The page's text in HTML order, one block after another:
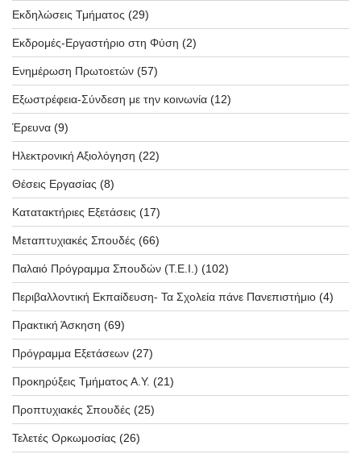
Εκδηλώσεις Τμήματος (29)
Εκδρομές-Εργαστήριο στη Φύση (2)
Ενημέρωση Πρωτοετών (57)
Εξωστρέφεια-Σύνδεση με την κοινωνία (12)
Έρευνα (9)
Ηλεκτρονική Αξιολόγηση (22)
Θέσεις Εργασίας (8)
Κατατακτήριες Εξετάσεις (17)
Μεταπτυχιακές Σπουδές (66)
Παλαιό Πρόγραμμα Σπουδών (T.E.I.) (102)
Περιβαλλοντική Εκπαίδευση- Τα Σχολεία πάνε Πανεπιστήμιο (4)
Πρακτική Άσκηση (69)
Πρόγραμμα Εξετάσεων (27)
Προκηρύξεις Τμήματος Α.Υ. (21)
Προπτυχιακές Σπουδές (25)
Τελετές Ορκωμοσίας (26)